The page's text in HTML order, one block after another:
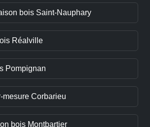
bois Saint-Nauphary
Réalville
Pompignan
mesure Corbarieu
bois Montbartier